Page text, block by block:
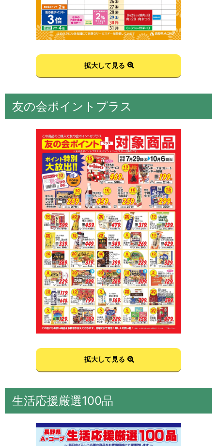
拡大して見る
友の会ポイントプラス
拡大して見る
生活応援厳選100品